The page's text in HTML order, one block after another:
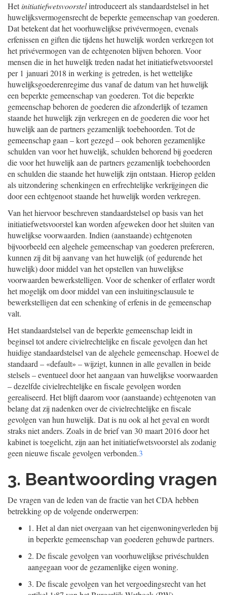
Hetinitiatiefwetsvoorstelintroduceert als standaardstelsel in het
huwelijksvermogensrecht de beperkte gemeenschap van goederen.
Dat betekent dat het voorhuwelijkse privévermogen, evenals
erfenissen en giften die tijdens het huwelijk worden verkregen tot
het privévermogen van de echtgenoten blijven behoren. Voor
mensen die in het huwelijk treden nadat het initiatiefwetsvoorstel
per 1 januari 2018 in werking is getreden, is het wettelijke
huwelijksgoederenregime dus vanaf de datum van het huwelijk
een beperkte gemeenschap van goederen. Tot die beperkte
gemeenschap behoren de goederen die afzonderlijk of tezamen
staande het huwelijk zijn verkregen en de goederen die voor het
huwelijk aan de partners gezamenlijk toebehoorden. Tot de
gemeenschap gaan – kort gezegd – ook behoren gezamenlijke
schulden van voor het huwelijk, schulden behorend bij goederen
die voor het huwelijk aan de partners gezamenlijk toebehoorden
en schulden die staande het huwelijk zijn ontstaan. Hierop gelden
als uitzondering schenkingen en erfrechtelijke verkrijgingen die
door een echtgenoot staande het huwelijk worden verkregen.
Van het hiervoor beschreven standaardstelsel op basis van het
initiatiefwetsvoorstel kan worden afgeweken door het sluiten van
huwelijkse voorwaarden. Indien (aanstaande) echtgenoten
bijvoorbeeld een algehele gemeenschap van goederen prefereren,
kunnen zij dit bij aanvang van het huwelijk (of gedurende het
huwelijk) door middel van het opstellen van huwelijkse
voorwaarden bewerkstelligen. Voor de schenker of erflater wordt
het mogelijk om door middel van een insluitingsclausule te
bewerkstelligen dat een schenking of erfenis in de gemeenschap
valt.
Het standaardstelsel van de beperkte gemeenschap leidt in
beginsel tot andere civielrechtelijke en fiscale gevolgen dan het
huidige standaardstelsel van de algehele gemeenschap. Hoewel de
standaard – «default» – wijzigt, kunnen in alle gevallen in beide
stelsels – eventueel door het aangaan van huwelijkse voorwaarden
– dezelfde civielrechtelijke en fiscale gevolgen worden
gerealiseerd. Het blijft daarom voor (aanstaande) echtgenoten van
belang dat zij nadenken over de civielrechtelijke en fiscale
gevolgen van hun huwelijk. Dat is nu ook al het geval en wordt
straks niet anders. Zoals in de brief van 30 maart 2016 door het
kabinet is toegelicht, zijn aan het initiatiefwetsvoorstel als zodanig
geen nieuwe fiscale gevolgen verbonden.3
3. Beantwoording vragen
De vragen van de leden van de fractie van het CDA hebben
betrekking op de volgende onderwerpen:
1. Het al dan niet overgaan van het eigenwoningverleden bij
in beperkte gemeenschap van goederen gehuwde partners.
2. De fiscale gevolgen van voorhuwelijkse privéschulden
aangegaan voor de gezamenlijke eigen woning.
3. De fiscale gevolgen van het vergoedingsrecht van het